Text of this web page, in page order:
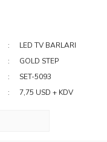
LED TV BARLARI
GOLD STEP
SET-5093
7,75 USD + KDV